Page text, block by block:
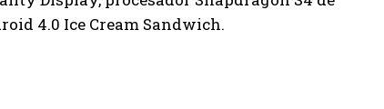
4.0 Ice Cream Sandwich.